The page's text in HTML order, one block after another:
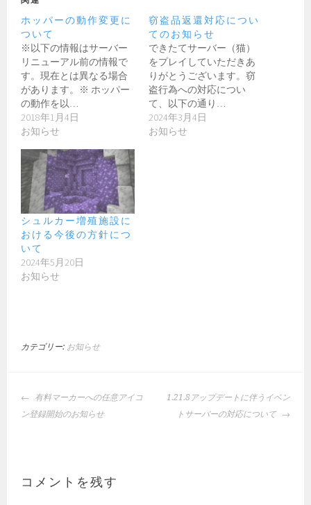
ホッパーの動作変更に
ついて
※以下の情報はサーバー
リニューアル前の情報で
す。現在とは異なる場合
があります。※ ホッパー
の動作を以…
2018年1月4日
お知らせ
窃盗品返還対応につい
てのお知らせ
できたてサーバー（猫）
をプレイしていただきあ
りがとうございます。窃
盗行為への対応につい
て、以下の通り…
2024年3月4日
お知らせ
シュルカー増殖施設に
おける今後の方針につ
いて
2024年5月20日
お知らせ
カテゴリー: お知らせ
投
稿
ー
有料マーカーへの任意アイコ
ン登録開始のお知らせ
1.21.8アップデートに伴うイベン
トサーバーの対応について
コメントを残す